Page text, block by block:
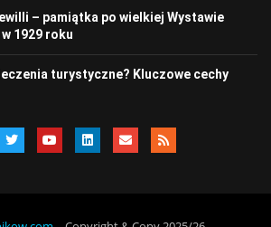
– pamiątka po wielkiej Wystawie
1929 roku
turystyczne? Kluczowe cechy